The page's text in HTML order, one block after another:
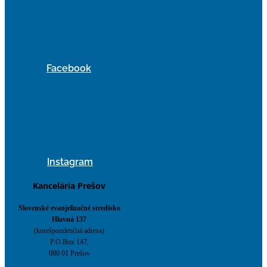
Facebook
Instagram
Kancelária Prešov
Slovenské evanjelizačné stredisko
Hlavná 137
(korešpondenčná adresa)
P.O.Box 147,
080 01 Prešov